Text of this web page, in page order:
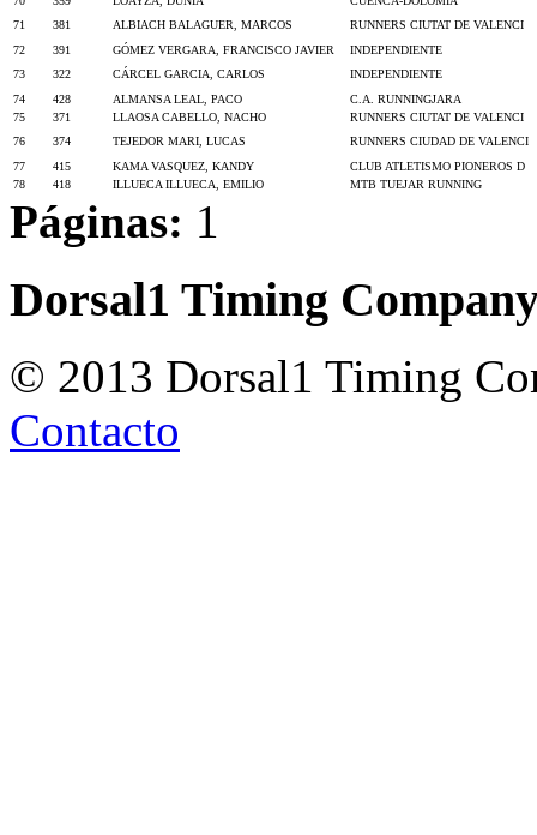
71
381 ALBIACH BALAGUER, MARCOS
RUNNERS CIUTAT DE VALENCI
72
391 GÓMEZ VERGARA, FRANCISCO JAVIER
INDEPENDIENTE
73
322 CÁRCEL GARCIA, CARLOS
INDEPENDIENTE
74
428 ALMANSA LEAL, PACO
C.A. RUNNINGJARA
75
371 LLAOSA CABELLO, NACHO
RUNNERS CIUTAT DE VALENCI
76
374 TEJEDOR MARI, LUCAS
RUNNERS CIUDAD DE VALENCI
77
415 KAMA VASQUEZ, KANDY
CLUB ATLETISMO PIONEROS D
78
418 ILLUECA ILLUECA, EMILIO MTB TUEJAR RUNNING
Páginas: 1
Dorsal1 Timing
© 2013 Dorsal1 Timing
Contacto